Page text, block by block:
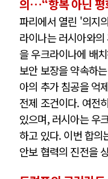
의…“항복 아닌 평
파리에서 열린 '의지
라이나는 러시아와
을 우크라이나에 배
보안 보장을 약속하
아의 추가 침공을 억
전제 조건이다. 여전
있으며, 러시아는 우
하고 있다. 이번 합의
안보 협력의 진전을